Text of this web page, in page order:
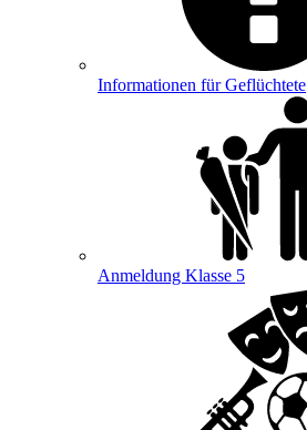
Informationen für Geflüchtete
Anmeldung Klasse 5